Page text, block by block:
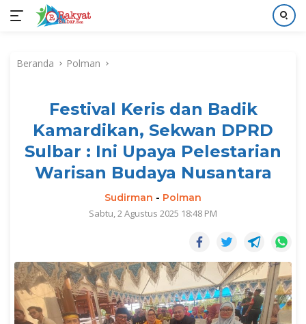
kontenBeranda Polman
Festival Keris dan Badik
Kamardikan, Sekwan DPRD
Sulbar : Ini Upaya Pelestarian
Warisan Budaya Nusantara
Sudirman - Polman
Sabtu, 2 Agustus 2025 18:48 PM